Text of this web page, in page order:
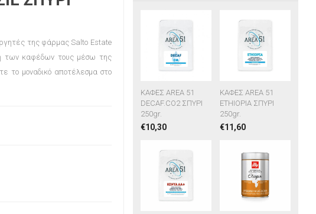
της φάρμας Salto Estate
των καφέδων τους μέσω της
το μοναδικό αποτέλεσμα στο
ΚΑΦΕΣ AREA 51
DECAF.CO2 ΣΠΥΡΙ
250gr.
€10,30
ΚΑΦΕΣ AREA 51
ETHIOPIA ΣΠΥΡΙ
250gr.
€11,60